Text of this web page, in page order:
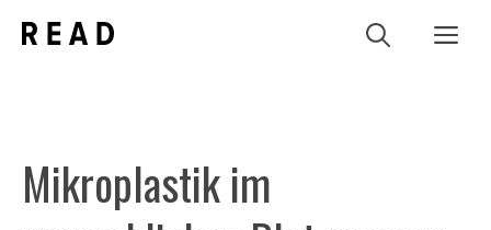
Inhalt
Mikroplastik im